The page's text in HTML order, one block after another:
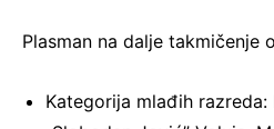
Plasman na dalje takmičenje
Kategorija mlađih razreda: